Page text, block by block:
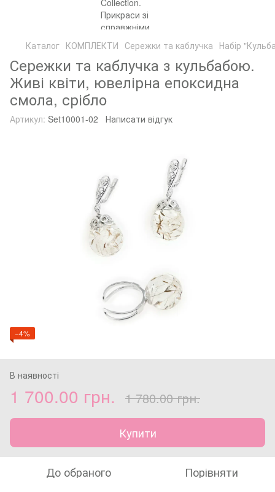
Каталог КОМПЛЕКТИ Сережки та каблучка Набір
Сережки та каблучка з кульбабою.
Живі квіти, ювелірна епоксидна
смола, срібло
Артикул: Set10001-02 Написати відгук
−4%
В наявності
1 700.00 грн. 1 780.00 грн.
Купити
До обраного Порівняти